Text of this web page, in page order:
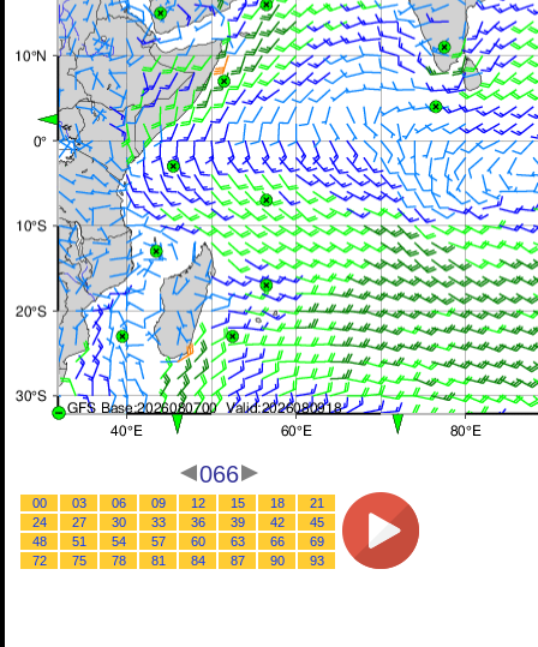
066
00 03 06 09 12 15 18
21
24
27 30 33 36 39 42
45
48
51 54 57 60 63 66
69
72
75 78 81 84 87 90 93